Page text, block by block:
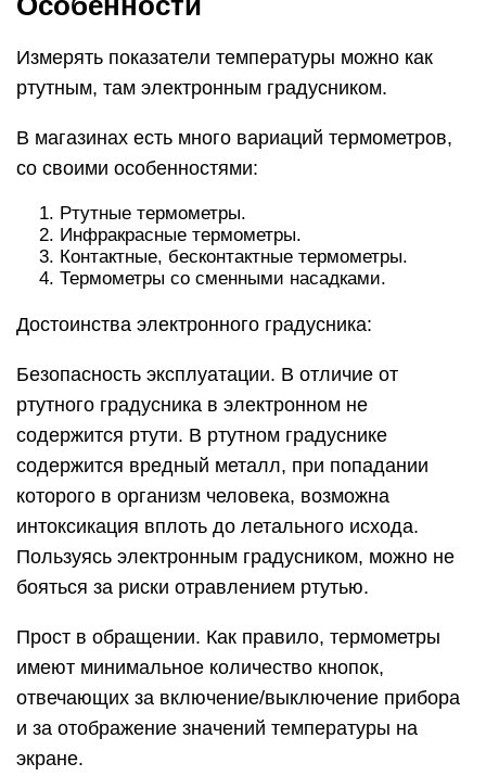
Измерять показатели температуры можно как
ртутным, там электронным градусником.
В магазинах есть много вариаций термометров,
со своими особенностями:
Ртутные термометры.
Инфракрасные термометры.
Контактные, бесконтактные термометры.
Термометры со сменными насадками.
Достоинства электронного градусника:
Безопасность эксплуатации. В отличие от
ртутного градусника в электронном не
содержится ртути. В ртутном градуснике
содержится вредный металл, при попадании
которого в организм человека, возможна
интоксикация вплоть до летального исхода.
Пользуясь электронным градусником, можно не
бояться за риски отравлением ртутью.
Прост в обращении. Как правило, термометры
имеют минимальное количество кнопок,
отвечающих за включение/выключение прибора
и за отображение значений температуры на
экране.